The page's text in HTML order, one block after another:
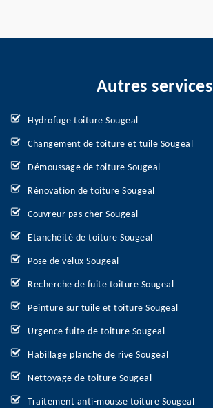
Autres services
Hydrofuge toiture Sougeal
Changement de toiture et tuile Sougeal
Démoussage de toiture Sougeal
Rénovation de toiture Sougeal
Couvreur pas cher Sougeal
Etanchéité de toiture Sougeal
Pose de velux Sougeal
Recherche de fuite toiture Sougeal
Peinture sur tuile et toiture Sougeal
Urgence fuite de toiture Sougeal
Habillage planche de rive Sougeal
Nettoyage de toiture Sougeal
Traitement anti-mousse toiture Sougeal